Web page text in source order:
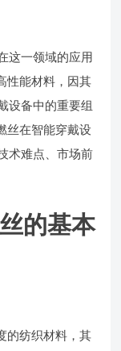
这一领域的应用
性能材料，因其
设备中的重要组
丝在智能穿戴设
术难点、市场前
的基本
的纺织材料，其